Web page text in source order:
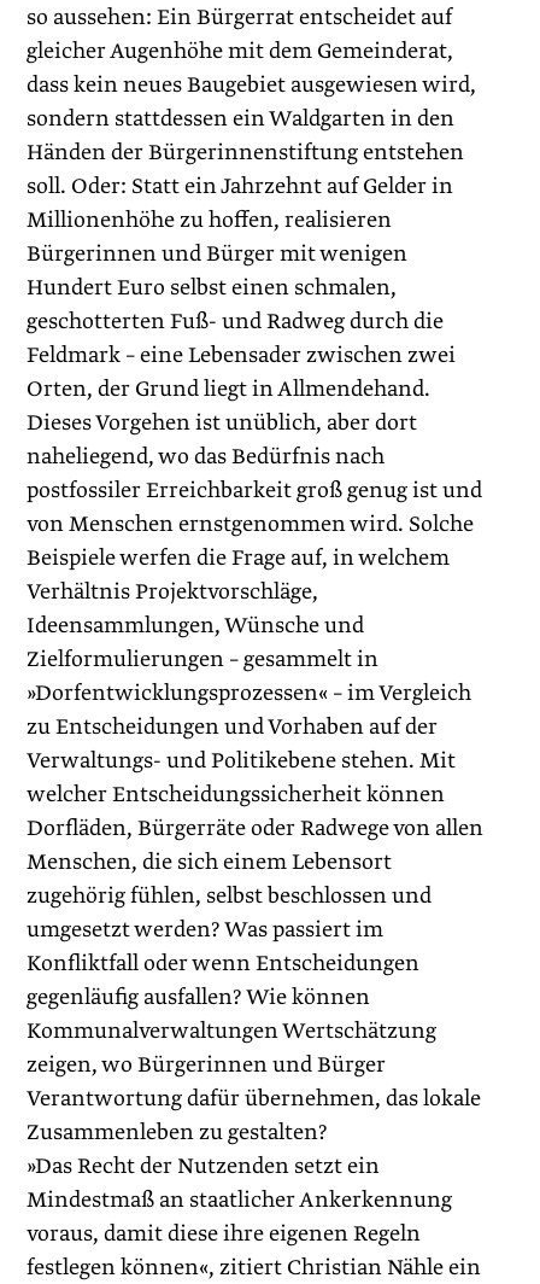
so aussehen: Ein Bürgerrat entscheidet auf
gleicher Augenhöhe mit dem Gemeinderat,
dass kein neues Baugebiet ausgewiesen wird,
sondern stattdessen ein Waldgarten in den
Händen der Bürgerinnenstiftung entstehen
soll. Oder: Statt ein Jahrzehnt auf Gelder in
Millionenhöhe zu hoffen, realisieren
Bürgerinnen und Bürger mit wenigen
Hundert Euro selbst einen schmalen,
geschotterten Fuß- und Radweg durch die
Feldmark – eine Lebens­ader zwischen zwei
Orten, der Grund liegt in Allmendehand.
Dieses Vorgehen ist unüblich, aber dort
naheliegend, wo das Bedürfnis nach
postfossiler Erreichbarkeit groß genug ist und
von Menschen ernstgenommen wird. Solche
Beispiele werfen die Frage auf, in welchem
Verhältnis Projektvorschläge,
Ideensammlungen, Wünsche und
Zielformulierungen – gesammelt in
»Dorfentwicklungsprozessen« – im Vergleich
zu Entscheidungen und Vorhaben auf der
Verwaltungs- und Politikebene stehen. Mit
welcher Entscheidungssicherheit können
Dorfläden, Bürgerräte oder Radwege von allen
Menschen, die sich einem Lebensort
zugehörig fühlen, selbst beschlossen und
umgesetzt werden? Was passiert im
Konfliktfall oder wenn Entscheidungen
gegenläufig ausfallen? Wie können
Kommunalverwaltungen Wertschätzung
zeigen, wo Bürgerinnen und Bürger
Verantwortung dafür übernehmen, das lokale
Zusammenleben zu gestalten?
»Das Recht der Nutzenden setzt ein
Mindestmaß an staatlicher Ankerkennung
voraus, damit diese ihre eigenen Regeln
festlegen können«, zitiert Christian Nähle ein